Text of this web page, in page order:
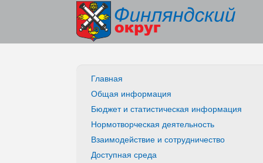
Главная
Общая информация
Бюджет и статистическая информация
Нормотворческая деятельность
Взаимодействие и сотрудничество
Доступная среда